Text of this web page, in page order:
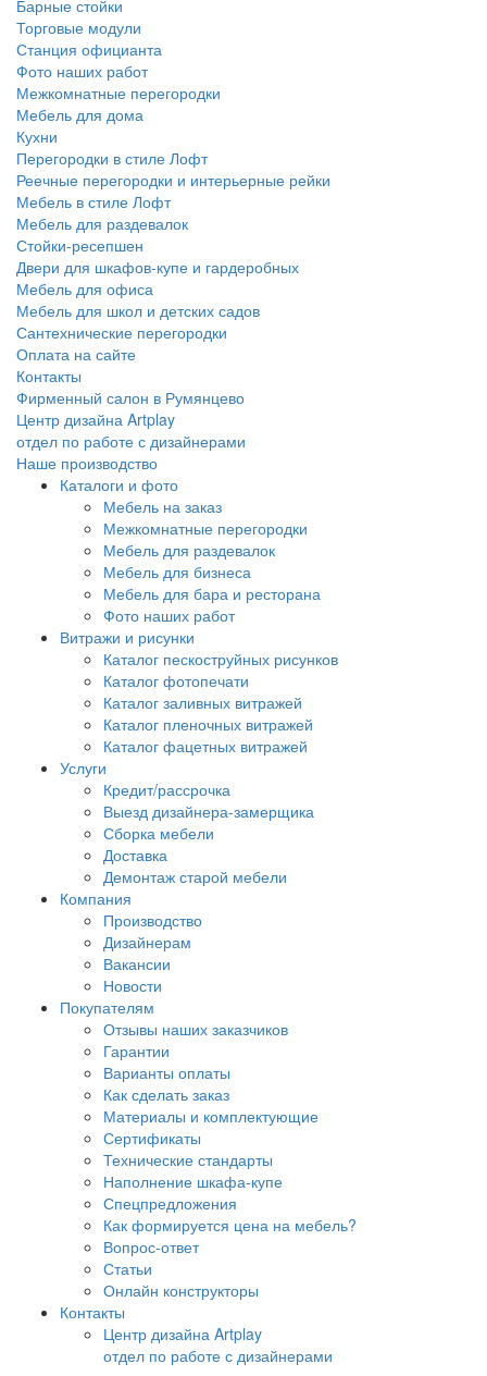
Барные стойки
Торговые модули
Станция официанта
Фото наших работ
Межкомнатные перегородки
Мебель для дома
Кухни
Перегородки в стиле Лофт
Реечные перегородки и интерьерные рейки
Мебель в стиле Лофт
Мебель для раздевалок
Стойки-ресепшен
Двери для шкафов-купе и гардеробных
Мебель для офиса
Мебель для школ и детских садов
Сантехнические перегородки
Оплата на сайте
Контакты
Фирменный салон в Румянцево
Центр дизайна Artplay
отдел по работе с дизайнерами
Наше производство
Каталоги и фото
Мебель на заказ
Межкомнатные перегородки
Мебель для раздевалок
Мебель для бизнеса
Мебель для бара и ресторана
Фото наших работ
Витражи и рисунки
Каталог пескоструйных рисунков
Каталог фотопечати
Каталог заливных витражей
Каталог пленочных витражей
Каталог фацетных витражей
Услуги
Кредит/рассрочка
Выезд дизайнера-замерщика
Сборка мебели
Доставка
Демонтаж старой мебели
Компания
Производство
Дизайнерам
Вакансии
Новости
Покупателям
Отзывы наших заказчиков
Гарантии
Варианты оплаты
Как сделать заказ
Материалы и комплектующие
Сертификаты
Технические стандарты
Наполнение шкафа-купе
Спецпредложения
Как формируется цена на мебель?
Вопрос-ответ
Статьи
Онлайн конструкторы
Контакты
Центр дизайна Artplay
отдел по работе с дизайнерами